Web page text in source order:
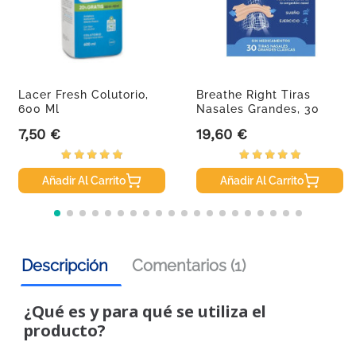
Lacer Fresh Colutorio,
600 Ml
Precio
7,50 €
Añadir Al Carrito
Breathe Right Tiras
Nasales Grandes, 30
Precio
19,60 €
Añadir Al Carrito
Descripción Comentarios (1)
¿Qué es y para qué se utiliza el
producto?